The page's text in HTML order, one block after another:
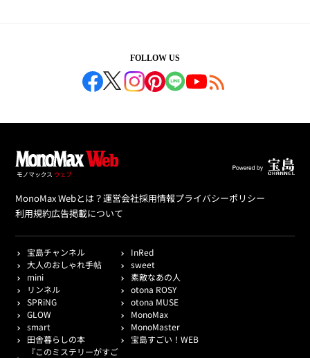
FOLLOW US
MonoMax Webとは？運営会社採用情報プライバシーポリシー
利用規約広告掲載について
宝島チャンネル
InRed
大人のおしゃれ手帖
sweet
mini
素敵なあの人
リンネル
otona ROSY
SPRiNG
otona MUSE
GLOW
MonoMax
smart
MonoMaster
田舎暮らしの本
宝島すごい！WEB
『このミステリーがすご